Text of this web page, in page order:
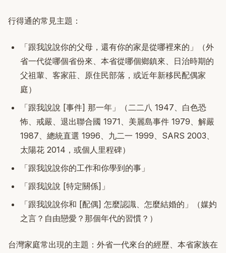
行得通的常見主題：
「跟我說說你的父母，還有你的家是從哪裡來的」（外
省一代從哪個省份來、本省從哪個鄉鎮來、日治時期的
父祖輩、客家莊、原住民部落，或近年新移民配偶家
庭）
「跟我說說 [事件] 那一年」（二二八 1947、白色恐
怖、戒嚴、退出聯合國 1971、美麗島事件 1979、解嚴
1987、總統直選 1996、九二一 1999、SARS 2003、
太陽花 2014，或個人里程碑）
「跟我說說你的工作和你學到的事」
「跟我說說 [特定關係]」
「跟我說說你和 [配偶] 怎麼認識、怎麼結婚的」（媒妁
之言？自由戀愛？那個年代的習慣？）
台灣家庭常出現的主題：外省一代來台的經歷、本省家族在